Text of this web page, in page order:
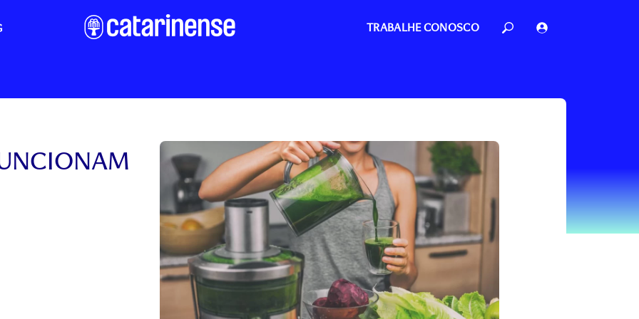
TRABALHE CONOSCO